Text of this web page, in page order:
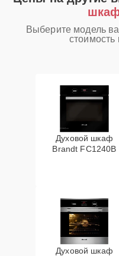
Выберите модель
стоимость
Духовой шкаф
Brandt FC1240B
Духовой шкаф